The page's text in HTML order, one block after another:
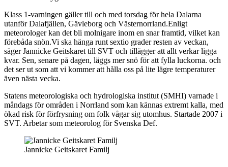
Klass 1-varningen gäller till och med torsdag för hela Dalarna
utanför Dalafjällen, Gävleborg och Västernorrland.Enligt
meteorologer kan det bli molnigare inom en snar framtid, vilket kan
förebåda snön.Vi ska hänga runt sextio grader resten av veckan,
säger Jannicke Geitskaret till SVT och tillägger att allt verkar ligga
kvar. Sen, senare på dagen, läggs mer snö för att fylla luckorna. och
det ser ut som att vi kommer att hålla oss på lite lägre temperaturer
även nästa vecka.
Statens meteorologiska och hydrologiska institut (SMHI) varnade i
måndags för områden i Norrland som kan kännas extremt kalla, med
ökad risk för förfrysning om folk vågar sig utomhus. Startade 2007 i
SVT. Arbetar som meteorolog för Svenska Def.
Jannicke Geitskaret Familj